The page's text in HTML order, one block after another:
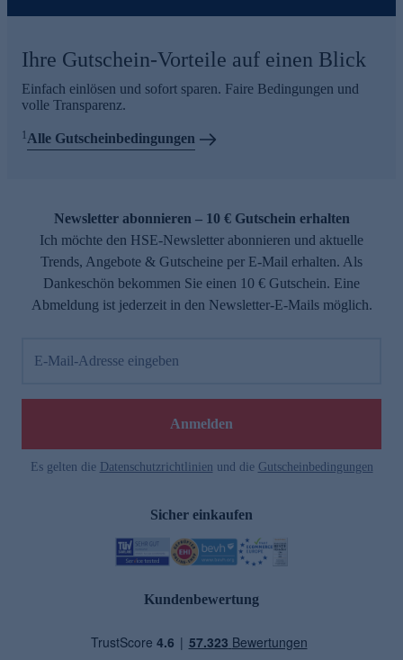
Ihre Gutschein-Vorteile auf einen Blick
Einfach einlösen und sofort sparen. Faire Bedingungen und
volle Transparenz.
1Alle Gutscheinbedingungen
Newsletter abonnieren – 10 € Gutschein erhalten
Ich möchte den HSE-Newsletter abonnieren und aktuelle
Trends, Angebote & Gutscheine per E-Mail erhalten. Als
Dankeschön bekommen Sie einen 10 € Gutschein. Eine
Abmeldung ist jederzeit in den Newsletter-E-Mails möglich.
E-Mail-Adresse eingeben
Anmelden
Es gelten die Datenschutzrichtlinien und die Gutscheinbedingungen
Sicher einkaufen
Kundenbewertung